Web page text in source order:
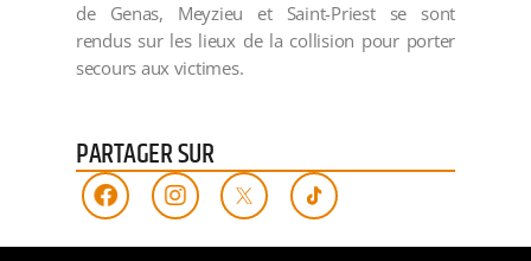
de Genas, Meyzieu et Saint-Priest se sont
rendus sur les lieux de la collision pour porter
secours aux victimes.
PARTAGER SUR